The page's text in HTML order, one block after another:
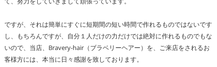
ですが、それは簡単にすぐに短期間の短い時間で作れるものではないです
し、もちろんですが、自分１人だけの力だけでは絶対に作れるものでもな
いので、当店、Bravery-hair（ブラベリーヘアー）を、ご来店をされるお
客様方には、本当に日々感謝を致しております。